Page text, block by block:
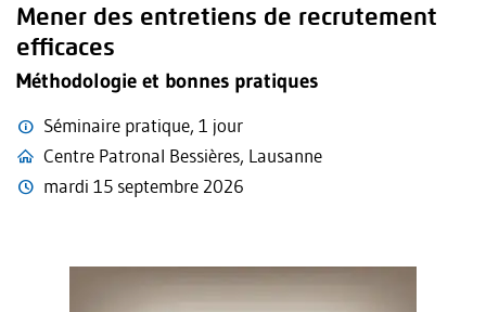
Mener des entretiens de recrutement
efficaces
Méthodologie et bonnes pratiques
Séminaire pratique, 1 jour
Centre Patronal Bessières, Lausanne
mardi 15 septembre 2026